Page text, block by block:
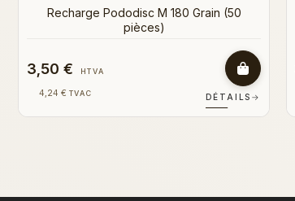
3,15 € HTVA
3,81 € TVAC DÉTAILS →